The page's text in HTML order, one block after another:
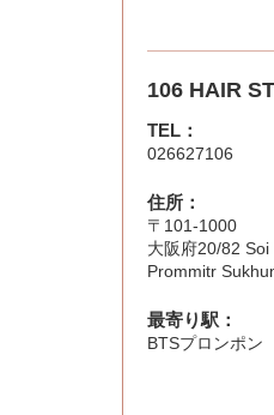
106 HAIR
TEL：
026627106
住所：
〒101-1000
大阪府20/82
Prommitr
最寄り駅：
BTSプロンポン